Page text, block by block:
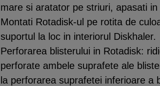
mare si aratator pe striuri, apasati
Montati Rotadisk-ul pe rotita de
suportul la loc in interiorul Diskhaler.
Perforarea blisterului in Rotadisk:
perforate ambele suprafete ale
la perforarea suprafetei inferioare a